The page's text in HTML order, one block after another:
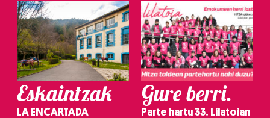
Eskaintzak
LA ENCARTADA
Gure berri.
Parte hartu 33. Lilatoian